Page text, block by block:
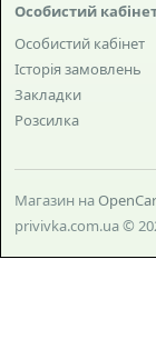
Особистий
Особистий кабінет
Історія замовлень
Закладки
Розсилка
Магазин на
privivka.com.ua ©